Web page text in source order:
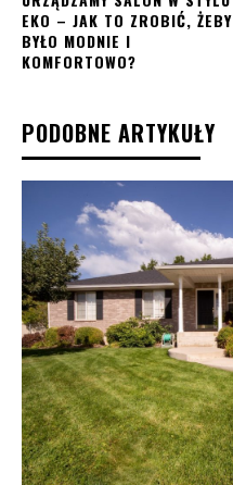
EKO – JAK TO ZROBIĆ, ŻEBY
BYŁO MODNIE I
KOMFORTOWO?
PODOBNE ARTYKUŁY